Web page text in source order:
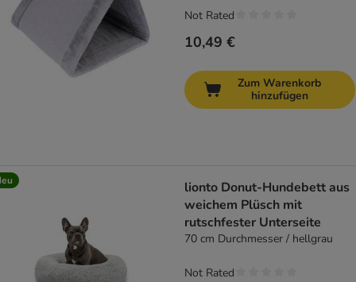
10,49 €
Not Rated
Zum Warenkorb
hinzufügen
lionto Donut-Hundebett aus
weichem Plüsch mit
rutschfester Unterseite
70 cm Durchmesser / hellgrau
Not Rated